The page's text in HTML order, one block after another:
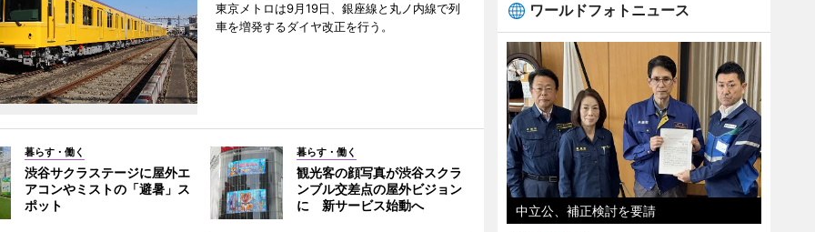
東京メトロは9月19日、銀座線と丸ノ内線で列
車を増発するダイヤ改正を行う。
暮らす・働く
渋谷サクラステージに屋外エ
アコンやミストの「避暑」ス
ポット
暮らす・働く
観光客の顔写真が渋谷スクラ
ンブル交差点の屋外ビジョン
に 新サービス始動へ
ワールドフォトニュース
中立公、補正検討を要請